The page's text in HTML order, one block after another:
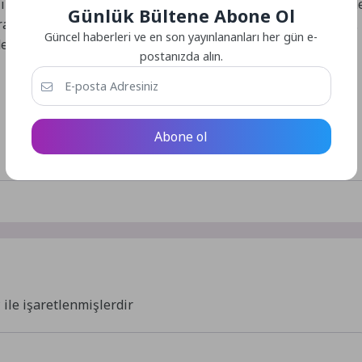
şekilde anlatıldı. Eğitim programının pratik
gerçek bir trafik ortamı deneyimi yaşatıldı.
uygulamalı olarak pekiştirildi.
ile işaretlenmişlerdir
Günlük Bültene Abone Ol
Güncel haberleri ve en son yayınlananları her gün e-
postanızda alın.
Abone ol